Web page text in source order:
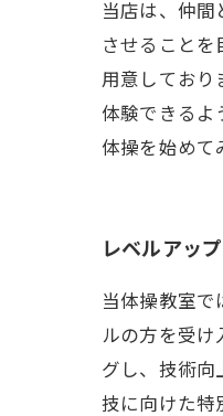
当店は、仲間
させることを
用意しており
体験できるよ
体操を始めて
レベルアッ
当体操教室で
ルの方を受け
グし、技術向
技に向けた特